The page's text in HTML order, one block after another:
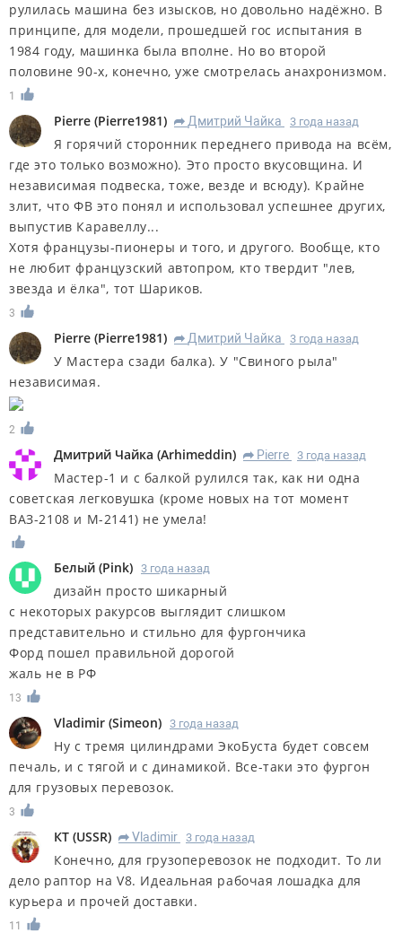
рулилась машина без изысков, но довольно надёжно. В
принципе, для модели, прошедшей гос испытания в
1984 году, машинка была вполне. Но во второй
половине 90-х, конечно, уже смотрелась анахронизмом.
1
Pierre (Pierre1981) R Дмитрий Чайка 3 года назад
Я горячий сторонник переднего привода на всём,
где это только возможно). Это просто вкусовщина. И
независимая подвеска, тоже, везде и всюду). Крайне
злит, что ФВ это понял и использовал успешнее других,
выпустив Каравеллу...
Хотя французы-пионеры и того, и другого. Вообще, кто
не любит французский автопром, кто твердит "лев,
звезда и ёлка", тот Шариков.
3
Pierre (Pierre1981) R Дмитрий Чайка 3 года назад
У Мастера сзади балка). У "Свиного рыла"
независимая.
2
Дмитрий Чайка (Arhimeddin) R Pierre 3 года назад
Мастер-1 и с балкой рулился так, как ни одна
советская легковушка (кроме новых на тот момент
ВАЗ-2108 и М-2141) не умела!
Белый (Pink) 3 года назад
дизайн просто шикарный
с некоторых ракурсов выглядит слишком
представительно и стильно для фургончика
Форд пошел правильной дорогой
жаль не в РФ
13
Vladimir (Simeon) 3 года назад
Ну с тремя цилиндрами ЭкоБуста будет совсем
печаль, и с тягой и с динамикой. Все-таки это фургон
для грузовых перевозок.
3
КT (USSR) R Vladimir 3 года назад
Конечно, для грузоперевозок не подходит. То ли
дело раптор на V8. Идеальная рабочая лошадка для
курьера и прочей доставки.
11